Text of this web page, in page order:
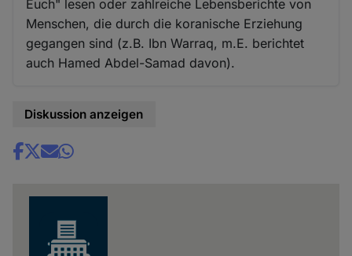
Euch" lesen oder zahlreiche Lebensberichte von
Menschen, die durch die koranische Erziehung
gegangen sind (z.B. Ibn Warraq, m.E. berichtet
auch Hamed Abdel-Samad davon).
Diskussion anzeigen
Share